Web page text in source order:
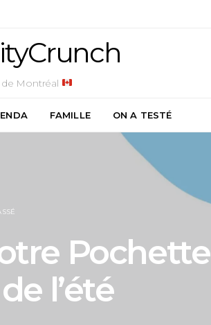
de Montréal
FAMILLE ON A TESTÉ
Pochette
l’été